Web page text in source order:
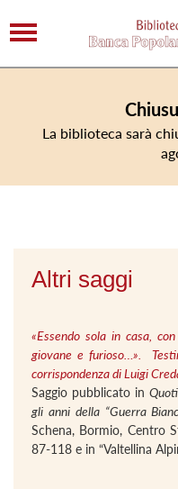
La biblioteca sarà
Altri saggi
«Essendo sola in casa,
giovane e furioso…».
corrispondenza di Luigi
Saggio pubblicato in
gli anni della “Guerra
Schena, Bormio, Centro
87‐118 e in “Valtellina